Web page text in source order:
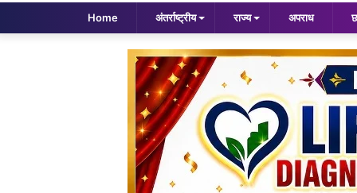
Home अंतर्राष्ट्रीय राज्य अपराध